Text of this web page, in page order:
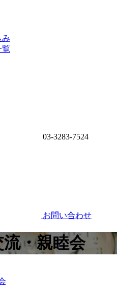
み
覧
03-3283-7524
お問い合わせ
・親睦会